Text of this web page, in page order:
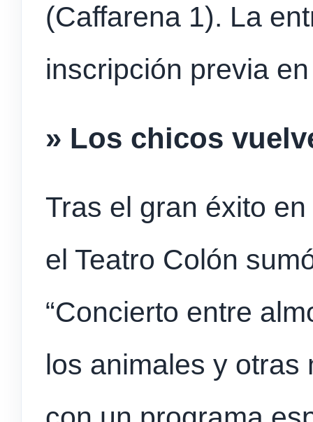
(Caffarena 1). La
inscripción previa
» Los chicos
Tras el gran éxito
el Teatro Colón
“Concierto entre
los animales y